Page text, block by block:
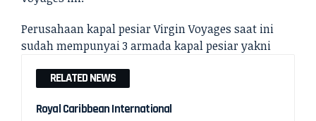
Perusahaan kapal pesiar Virgin Voyages saat ini
sudah mempunyai 3 armada kapal pesiar yakni
RELATED NEWS
Royal Caribbean International